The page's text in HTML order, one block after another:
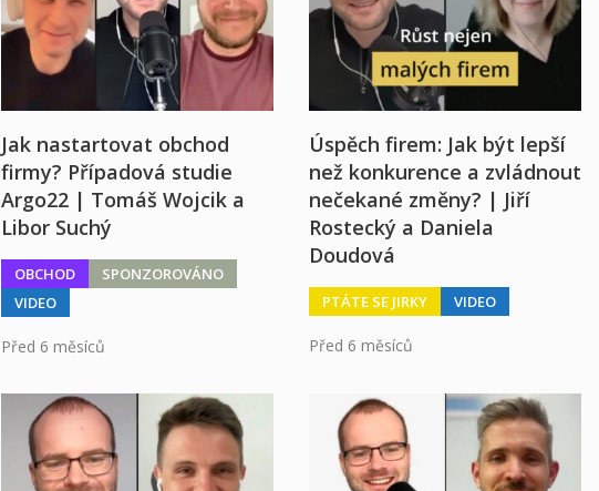
Jak nastartovat obchod
firmy? Případová studie
Argo22 | Tomáš Wojcik a
Libor Suchý
OBCHOD
SPONZOROVÁNO
VIDEO
Před 6 měsíců
Úspěch firem: Jak být lepší
než konkurence a zvládnout
nečekané změny? | Jiří
Rostecký a Daniela
Doudová
PTÁTE SE JIRKY VIDEO
Před 6 měsíců